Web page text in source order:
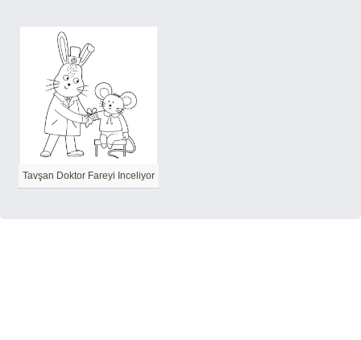
Tavşan Doktor Fareyi Inceliyor